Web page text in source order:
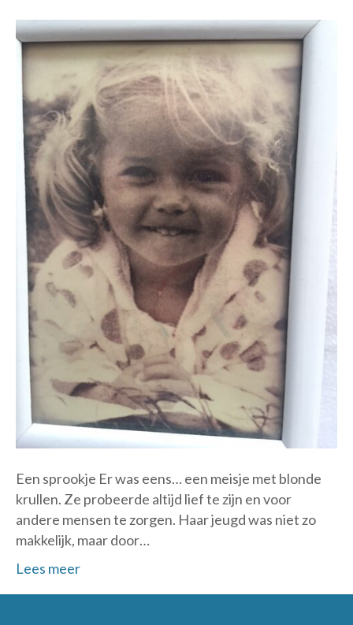
Een sprookje Er was eens… een meisje met blonde
krullen. Ze probeerde altijd lief te zijn en voor
andere mensen te zorgen. Haar jeugd was niet zo
makkelijk, maar door…
Lees meer